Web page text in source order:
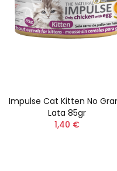
Impulse Cat Kitten No
Lata 85gr
1,40 €